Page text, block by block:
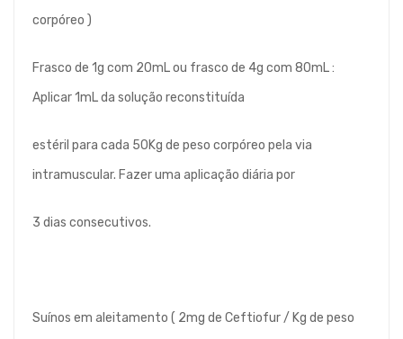
corpóreo )
Frasco de 1g com 20mL ou frasco de 4g com 80mL :
Aplicar 1mL da solução reconstituída
estéril para cada 50Kg de peso corpóreo pela via
intramuscular. Fazer uma aplicação diária por
3 dias consecutivos.
Suínos em aleitamento ( 2mg de Ceftiofur / Kg de peso